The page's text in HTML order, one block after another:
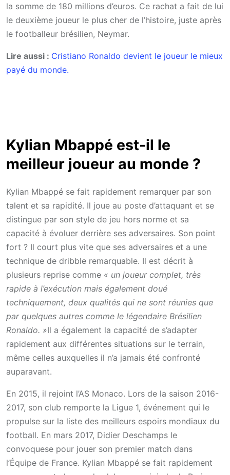
la somme de 180 millions d’euros. Ce rachat a fait de lui
le deuxième joueur le plus cher de l’histoire, juste après
le footballeur brésilien, Neymar.
Lire aussi : Cristiano Ronaldo devient le joueur le mieux
payé du monde.
Kylian Mbappé est-il le
meilleur joueur au monde ?
Kylian Mbappé se fait rapidement remarquer par son
talent et sa rapidité. Il joue au poste d’attaquant et se
distingue par son style de jeu hors norme et sa
capacité à évoluer derrière ses adversaires. Son point
fort ? Il court plus vite que ses adversaires et a une
technique de dribble remarquable. Il est décrit à
plusieurs reprise comme « un joueur complet, très
rapide à l’exécution mais également doué
techniquement, deux qualités qui ne sont réunies que
par quelques autres comme le légendaire Brésilien
Ronaldo. »Il a également la capacité de s’adapter
rapidement aux différentes situations sur le terrain,
même celles auxquelles il n’a jamais été confronté
auparavant.
En 2015, il rejoint l’AS Monaco. Lors de la saison 2016-
2017, son club remporte la Ligue 1, événement qui le
propulse sur la liste des meilleurs espoirs mondiaux du
football. En mars 2017, Didier Deschamps le
convoquese pour jouer son premier match dans
l’Équipe de France. Kylian Mbappé se fait rapidement